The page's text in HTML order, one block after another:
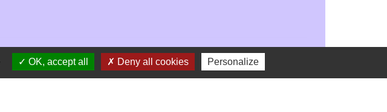
Signaler une erreur sur cette page
OK, accept all Deny all cookies Personalize